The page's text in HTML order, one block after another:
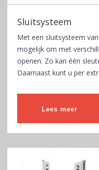
Sluitsysteem
Met een sluitsysteem
mogelijk om met
openen. Zo kan één
Daarnaast kunt u per
Lees meer